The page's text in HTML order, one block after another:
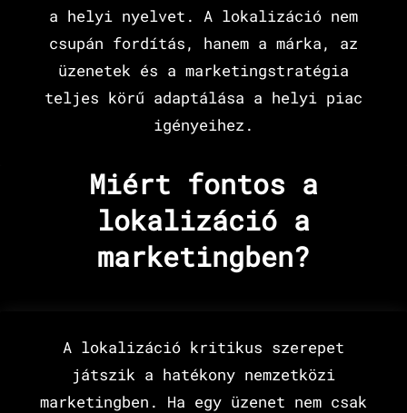
a helyi nyelvet. A lokalizáció nem
csupán fordítás, hanem a márka, az
üzenetek és a marketingstratégia
teljes körű adaptálása a helyi piac
igényeihez.
Miért fontos a
lokalizáció a
marketingben?
A lokalizáció kritikus szerepet
játszik a hatékony nemzetközi
marketingben. Ha egy üzenet nem csak